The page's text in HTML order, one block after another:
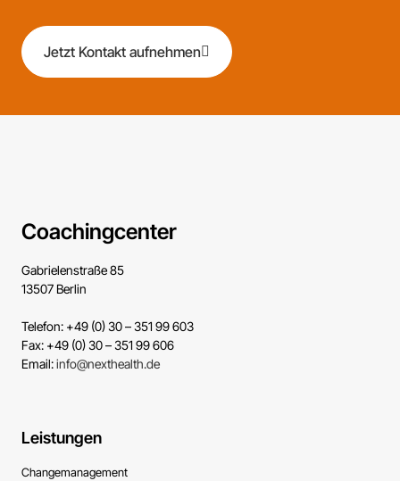
Jetzt Kontakt aufnehmen
Coachingcenter
Gabrielenstraße 85
13507 Berlin
Telefon: +49 (0) 30 – 351 99 603
Fax: +49 (0) 30 – 351 99 606
Email:info@nexthealth.de
Leistungen
Change­management